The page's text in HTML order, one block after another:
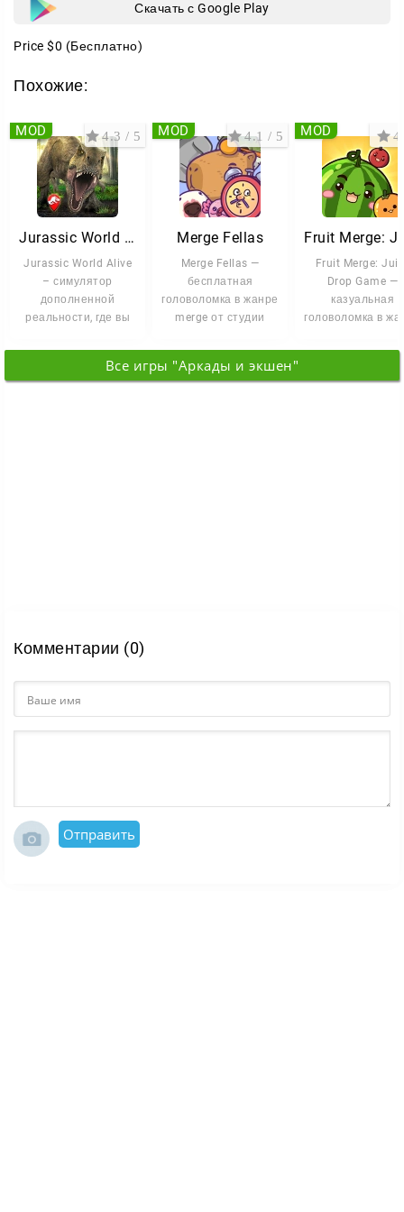
Скачать с Google Play
Price $0 (Бесплатно)
Похожие:
Jurassic World Alive
Jurassic World Alive
– симулятор
дополненной
реальности, где вы
исследователем
4.3 / 5
MOD
Merge Fellas
Merge Fellas —
бесплатная
головоломка в жанре
merge от студии
скачали более 10
4.1 / 5
MOD
Fruit Merge:
Drop Game —
казуальная
головоломка в
Brave HK
4
MOD
Все игры "Аркады и экшен"
Комментарии (0)
Отправить